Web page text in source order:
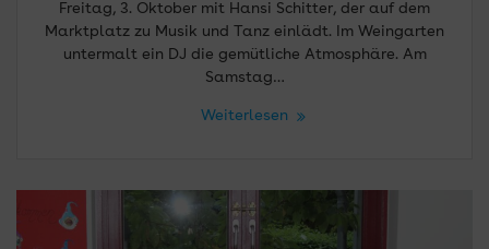
Freitag, 3. Oktober mit Hansi Schitter, der auf dem
Marktplatz zu Musik und Tanz einlädt. Im Weingarten
untermalt ein DJ die gemütliche Atmosphäre. Am
Samstag…
Weiterlesen